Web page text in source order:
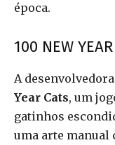
época.
100 NEW
A desenvolvedora
Year Cats, um
gatinhos
uma arte manual